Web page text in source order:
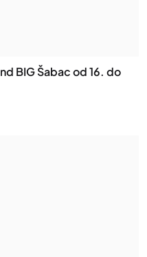
BIG Šabac od 16. do